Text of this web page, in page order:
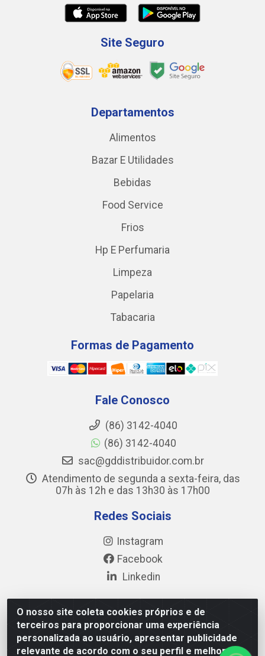
O nosso site coleta cookies próprios e de
terceiros para proporcionar uma experiência
personalizada ao usuário, apresentar publicidade
relevante de acordo com o seu perfil e melhorar a
Site Seguro
Departamentos
Alimentos
Bazar E Utilidades
Bebidas
Food Service
Frios
Hp E Perfumaria
Limpeza
Papelaria
Tabacaria
Formas de Pagamento
Fale Conosco
(86) 3142-4040
(86) 3142-4040
sac@gddistribuidor.com.br
Atendimento de segunda a sexta-feira, das
07h às 12h e das 13h30 às 17h00
Redes Sociais
Instagram
Facebook
Linkedin
GD DISTRIBUIDOR DE ALIMENTOS LTDA - Avenida
Prefeito Wall Ferraz, 17777 - Pedra Miuda, Teresina/PI -
CEP 64.038-030 - CNPJ 35.284.321/0001-40